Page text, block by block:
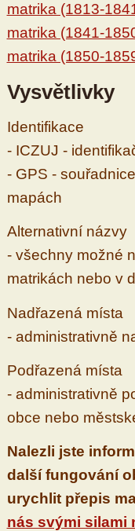
matrika (1813-
matrika (1841-
matrika (1850-
Vysvětlivky
Identifikace
- ICZUJ -
- GPS -
mapách
Alternativní názvy
- všechny možné
matrikách nebo v
Nadřazená místa
- administrativně
Podřazená místa
- administrativně
obce nebo
Nalezli jste
další fungování
urychlit přepis
nás svými silami